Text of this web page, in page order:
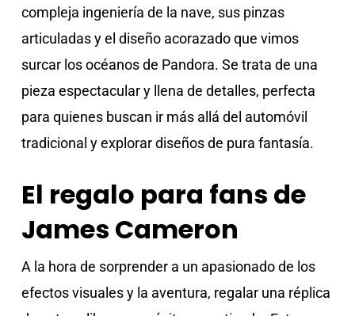
compleja ingeniería de la nave, sus pinzas
articuladas y el diseño acorazado que vimos
surcar los océanos de Pandora. Se trata de una
pieza espectacular y llena de detalles, perfecta
para quienes buscan ir más allá del automóvil
tradicional y explorar diseños de pura fantasía.
El regalo para fans de
James Cameron
A la hora de sorprender a un apasionado de los
efectos visuales y la aventura, regalar una réplica